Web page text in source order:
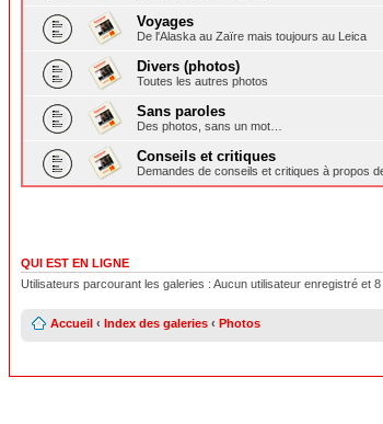
Voyages
De l'Alaska au Zaïre mais toujours au Leica
Divers (photos)
Toutes les autres photos
Sans paroles
Des photos, sans un mot…
Conseils et critiques
Demandes de conseils et critiques à propos
QUI EST EN LIGNE
Utilisateurs parcourant les galeries : Aucun utilisateur enregistré et 8
Accueil ‹ Index des galeries ‹ Photos